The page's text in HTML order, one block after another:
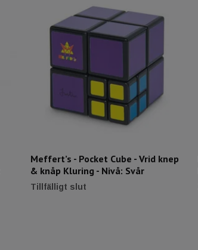
Meffert’s - Pocket Cube - Vrid knep
& knåp Kluring - Nivå: Svår
Tillfälligt slut